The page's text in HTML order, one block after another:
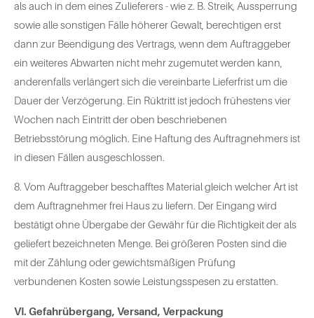
als auch in dem eines Zulieferers - wie z. B. Streik, Aussperrung
sowie alle sonstigen Fälle höherer Gewalt, berechtigen erst
dann zur Beendigung des Vertrags, wenn dem Auftraggeber
ein weiteres Abwarten nicht mehr zugemutet werden kann,
anderenfalls verlängert sich die vereinbarte Lieferfrist um die
Dauer der Verzögerung. Ein Rüktritt ist jedoch frühestens vier
Wochen nach Eintritt der oben beschriebenen
Betriebsstörung möglich. Eine Haftung des Auftragnehmers ist
in diesen Fällen ausgeschlossen.
8. Vom Auftraggeber beschafftes Material gleich welcher Art ist
dem Auftragnehmer frei Haus zu liefern. Der Eingang wird
bestätigt ohne Übergabe der Gewähr für die Richtigkeit der als
geliefert bezeichneten Menge. Bei größeren Posten sind die
mit der Zählung oder gewichtsmäßigen Prüfung
verbundenen Kosten sowie Leistungsspesen zu erstatten.
VI. Gefahrübergang, Versand, Verpackung